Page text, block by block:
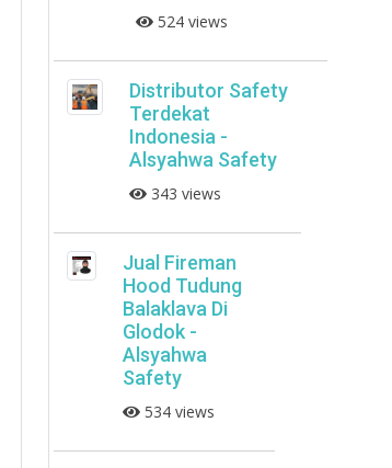
524 views
Distributor Safety
Terdekat
Indonesia -
Alsyahwa Safety
343 views
Jual Fireman
Hood Tudung
Balaklava Di
Glodok -
Alsyahwa
Safety
534 views